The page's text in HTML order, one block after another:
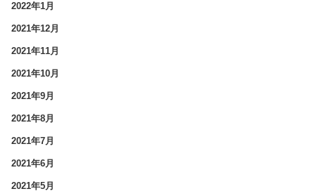
2022年1月
2021年12月
2021年11月
2021年10月
2021年9月
2021年8月
2021年7月
2021年6月
2021年5月